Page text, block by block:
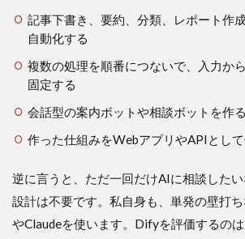
9.1
Dify
はノ
ーコ
ード
ツー
す
9.2
Dify
RAG
記事下書き、要約、分類、レポート作
自動化する
複数の処理を順番につないで、入力か
固定する
会話型の案内ボットや相談ボットを作る
作った仕組みをWebアプリやAPIとし
逆に言うと、ただ一回だけAIに相談した
設計は不要です。私自身も、単発の壁打
やClaudeを使います。Difyを評価するの